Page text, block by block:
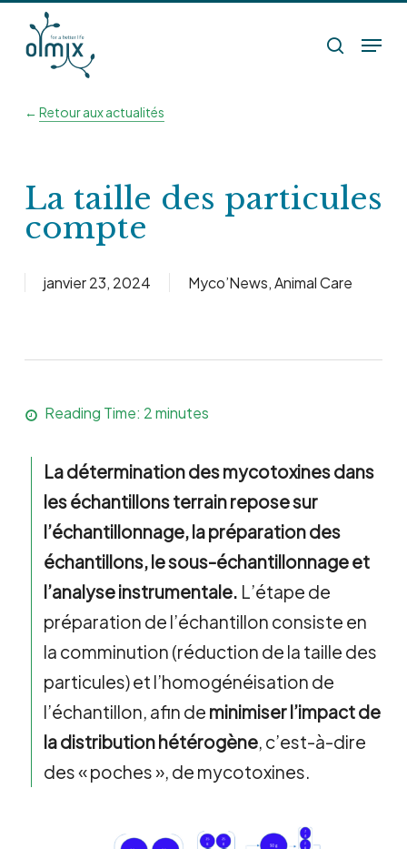
search
Menu
← Retour aux actualités
La taille des particules
compte
janvier 23, 2024 Myco’News,Animal Care
Reading Time: 2minutes
La détermination des mycotoxines dans
les échantillons terrain repose sur
l’échantillonnage, la préparation des
échantillons, le sous-échantillonnage et
l’analyse instrumentale. L’étape de
préparation de l’échantillon consiste en
la comminution (réduction de la taille des
particules) et l’homogénéisation de
l’échantillon, afin de minimiser l’impact de
la distribution hétérogène, c’est-à-dire
des « poches », de mycotoxines.